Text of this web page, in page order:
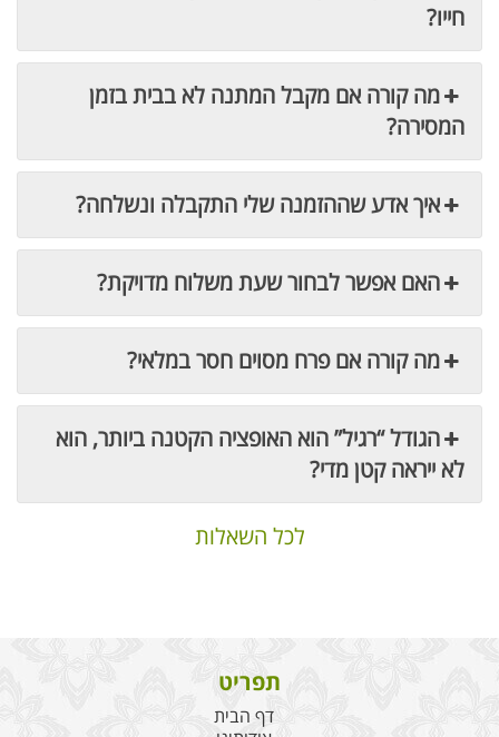
חייו?
מה קורה אם מקבל המתנה לא בבית בזמן
המסירה?
איך אדע שההזמנה שלי התקבלה ונשלחה?
האם אפשר לבחור שעת משלוח מדויקת?
מה קורה אם פרח מסוים חסר במלאי?
הגודל “רגיל” הוא האופציה הקטנה ביותר, הוא
לא ייראה קטן מדי?
לכל השאלות
תפריט
דף הבית